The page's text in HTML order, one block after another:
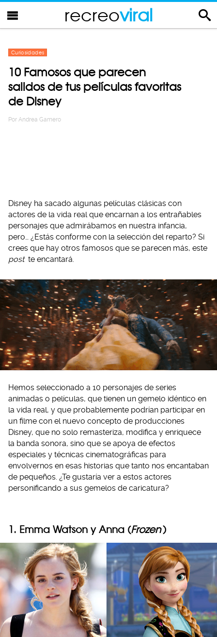
recreoviral
Curiosidades
10 Famosos que parecen
salidos de tus películas favoritas
de Disney
Por Andrea Gamero
Disney ha sacado algunas películas clásicas con
actores de la vida real que encarnan a los entrañables
personajes que admirábamos en nuestra infancia,
pero… ¿Estás conforme con la selección del reparto? Si
crees que hay otros famosos que se parecen más, este
post te encantará.
Hemos seleccionado a 10 personajes de series
animadas o películas, que tienen un gemelo idéntico en
la vida real, y que probablemente podrían participar en
un filme con el nuevo concepto de producciones
Disney, que no solo remasteriza, modifica y enriquece
la banda sonora, sino que se apoya de efectos
especiales y técnicas cinematográficas para
envolvernos en esas historias que tanto nos encantaban
de pequeños. ¿Te gustaría ver a estos actores
personificando a sus gemelos de caricatura?
1. Emma Watson y Anna (Frozen)